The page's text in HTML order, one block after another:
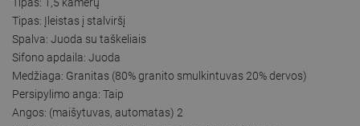
Tipas: Įleistas į stalviršį
Spalva: Juoda su taškeliais
Sifono apdaila: Juoda
Medžiaga: Granitas (80% granito smulkintuvas 20% dervos)
Persipylimo anga: Taip
Angos: (maišytuvas, automatas) 2